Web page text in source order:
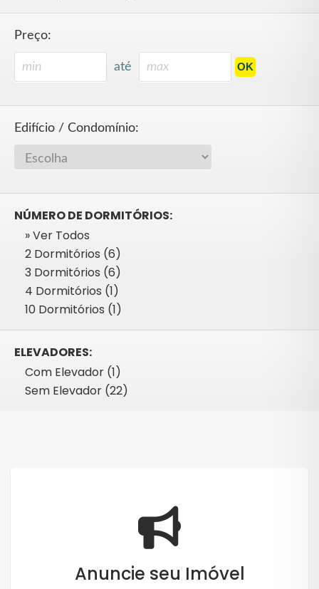
Preço:
até
Edifício / Condomínio:
NÚMERO DE DORMITÓRIOS:
» Ver Todos
2 Dormitórios (6)
3 Dormitórios (6)
4 Dormitórios (1)
10 Dormitórios (1)
ELEVADORES:
Com Elevador (1)
Sem Elevador (22)
Anuncie seu Imóvel